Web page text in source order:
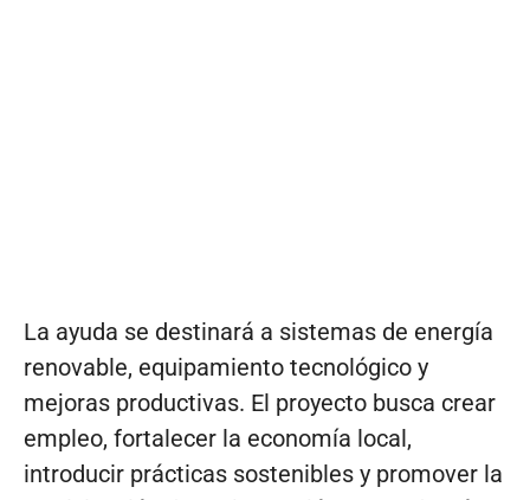
La ayuda se destinará a sistemas de energía
renovable, equipamiento tecnológico y
mejoras productivas. El proyecto busca crear
empleo, fortalecer la economía local,
introducir prácticas sostenibles y promover la